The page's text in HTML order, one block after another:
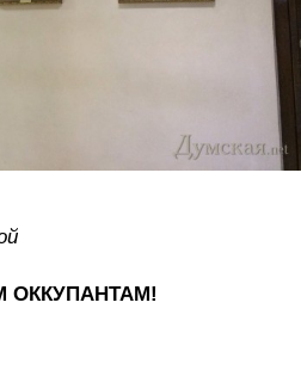
ОККУПАНТАМ!